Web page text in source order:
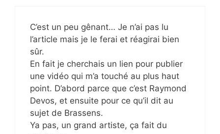
C’est un peu gênant… Je n’ai pas lu
l’article mais je le ferai et réagirai bien
sûr.
En fait je cherchais un lien pour publier
une vidéo qui m’a touché au plus haut
point. D’abord parce que c’est Raymond
Devos, et ensuite pour ce qu’il dit au
sujet de Brassens.
Ya pas, un grand artiste, ça fait du